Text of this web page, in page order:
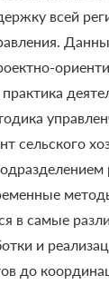
всей
сельского
в самые
и
до